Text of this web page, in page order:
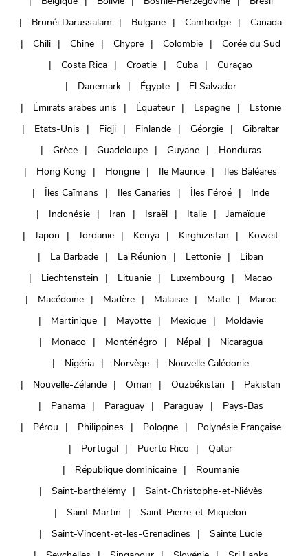
Brunéi Darussalam
Bulgarie Cambodge
Canada
Chili
Chine Chypre Colombie
Corée du Sud
Costa Rica
Croatie Cuba
Curaçao
Danemark
Égypte
El Salvador
Émirats arabes unis
Équateur Espagne
Estonie
Etats-Unis
Fidji Finlande Géorgie
Gibraltar
Grèce
Guadeloupe Guyane
Honduras
Hong Kong
Hongrie Ile Maurice
Iles Baléares
Îles Caïmans
Iles Canaries Îles Féroé
Inde
Indonésie
Iran Israël Italie
Jamaïque
Japon
Jordanie Kenya Kirghizistan
Koweït
La Barbade
La Réunion Lettonie
Liban
Liechtenstein
Lituanie Luxembourg
Macao
Macédoine
Madère Malaisie Malte
Maroc
Martinique
Mayotte Mexique
Moldavie
Monaco
Monténégro Népal
Nicaragua
Nigéria
Norvège
Nouvelle Calédonie
Nouvelle-Zélande
Oman Ouzbékistan
Pakistan
Panama
Paraguay Paraguay
Pays-Bas
Pérou
Philippines Pologne
Polynésie Française
Portugal
Puerto Rico
Qatar
République dominicaine
Roumanie
Saint-barthélémy
Saint-Christophe-et-Niévès
Saint-Martin
Saint-Pierre-et-Miquelon
Saint-Vincent-et-les-Grenadines
Sainte Lucie